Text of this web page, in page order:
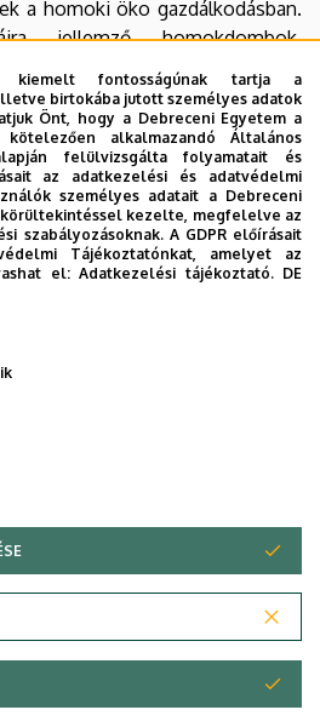
a homoki öko gazdálkodásban.
jellemző homokdombok,
és defláció elleni
szerepet kap a lucerna. Az
HUNOR-40 lucerna fajtával
vont területeinken a
mellett eredményes
folytatunk az említett fajtából.
öt évig tudjuk álló kultúrában
túl a lucerna mélyre
a tápanyagok feltáródását, és
anyaggal gazdagítja a talajt. A
01. 12:44
© 2026 Unideb
kiemelt fontosságúnak tartja a
birtokába jutott személyes adatok
Önt, hogy a Debreceni Egyetem a
alkalmazandó Általános
felülvizsgálta folyamatait és
az adatkezelési és adatvédelmi
személyes adatait a Debreceni
kezelte, megfelelve az
szabályozásoknak. A GDPR előírásait
Tájékoztatónkat, amelyet az
el:Adatkezelési tájékoztató. DE